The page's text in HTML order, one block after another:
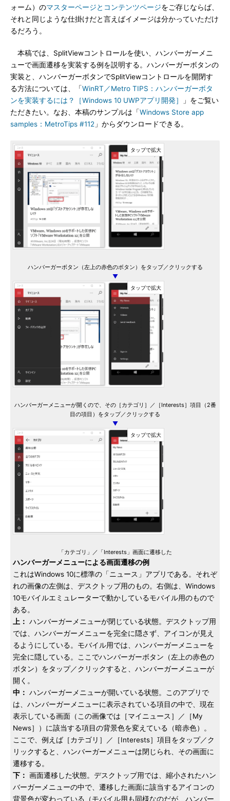
ォーム）のマスターページとコンテンツページをご存じならば、
それと同じような仕掛けだと言えばイメージは分かっていただけ
るだろう。
本稿では、SplitViewコントロールを使い、ハンバーガーメニ
ューで画面遷移を実装する例を説明する。ハンバーガーボタンの
実装と、ハンバーガーボタンでSplitViewコントロールを開閉す
る方法については、「WinRT／Metro TIPS：ハンバーガーボタ
ンを実装するには？［Windows 10 UWPアプリ開発］
」をご覧い
ただきたい。なお、本稿のサンプルは「Windows Store app
samples：MetroTips #112 」からダウンロードできる。
ハンバーガーボタン（左上の赤色のボタン）をタップ／クリックする
▼
ハンバーガーメニューが開くので、その［カテゴリ］／［Interests］項目（2番
目の項目）をタップ／クリックする
▼
「カテゴリ」／「Interests」画面に遷移した
ハンバーガーメニューによる画面遷移の例
これはWindows 10に標準の「ニュース」アプリである。それぞ
れの画像の左側は、デスクトップ用のもの。右側は、Windows
10モバイルエミュレーターで動かしているモバイル用のもので
ある。
上： ハンバーガーメニューが閉じている状態。デスクトップ用
では、ハンバーガーメニューを完全に隠さず、アイコンが見え
るようにしている。モバイル用では、ハンバーガーメニューを
完全に隠している。ここでハンバーガーボタン（左上の赤色の
ボタン）をタップ／クリックすると、ハンバーガーメニューが
開く。
中： ハンバーガーメニューが開いている状態。このアプリで
は、ハンバーガーメニューに表示されている項目の中で、現在
表示している画面（この画像では［マイニュース］／［My
News］）に該当する項目の背景色を変えている（暗赤色）。
ここで、例えば［カテゴリ］／［Interests］項目をタップ／ク
リックすると、ハンバーガーメニューは閉じられ、その画面に
遷移する。
下： 画面遷移した状態。デスクトップ用では、縮小されたハン
バーガーメニューの中で、遷移した画面に該当するアイコンの
背景色が変わっている（モバイル用も同様なのだが、ハンバー